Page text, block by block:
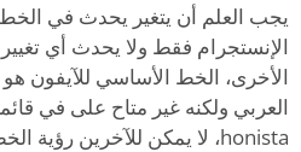
يجب العلم أن يتغير يحدث في
الإنستجرام فقط ولا يحدث أي
الأخرى، الخط الأساسي للآيفون
العربي ولكنه غير متاح على في
honista، لا يمكن للآخرين رؤية الخط المختلف.